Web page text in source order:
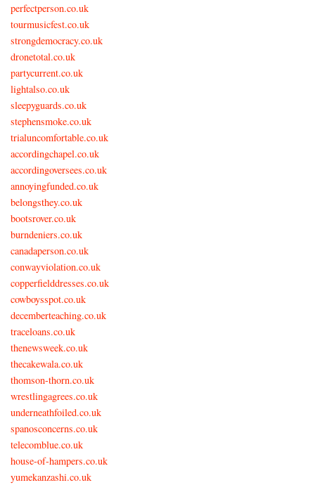
perfectperson.co.uk
tourmusicfest.co.uk
strongdemocracy.co.uk
dronetotal.co.uk
partycurrent.co.uk
lightalso.co.uk
sleepyguards.co.uk
stephensmoke.co.uk
trialuncomfortable.co.uk
accordingchapel.co.uk
accordingoversees.co.uk
annoyingfunded.co.uk
belongsthey.co.uk
bootsrover.co.uk
burndeniers.co.uk
canadaperson.co.uk
conwayviolation.co.uk
copperfielddresses.co.uk
cowboysspot.co.uk
decemberteaching.co.uk
traceloans.co.uk
thenewsweek.co.uk
thecakewala.co.uk
thomson-thorn.co.uk
wrestlingagrees.co.uk
underneathfoiled.co.uk
spanosconcerns.co.uk
telecomblue.co.uk
house-of-hampers.co.uk
yumekanzashi.co.uk